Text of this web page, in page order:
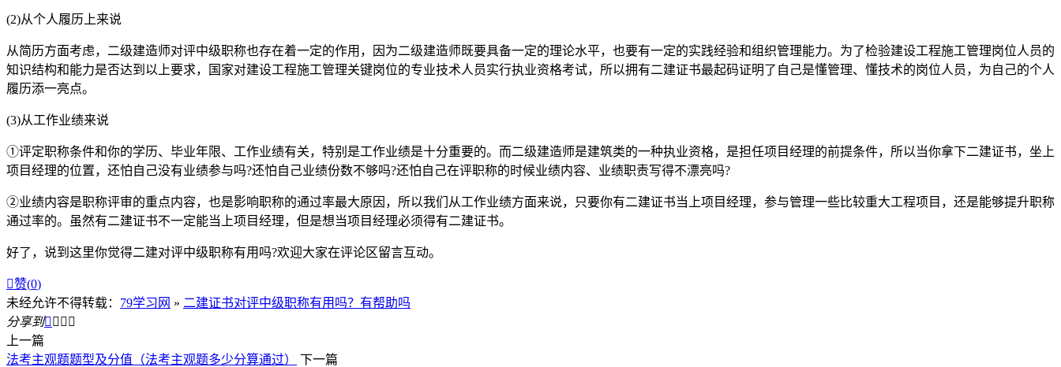
(2)从个人履历上来说
从简历方面考虑，二级建造师对评中级职称也存在着一定的作用，因为二级建造师既要具备一定的理论水平，也要有一定的实践经验和组织管理能力。为了检验建设工程施工管理岗位人员的
知识结构和能力是否达到以上要求，国家对建设工程施工管理关键岗位的专业技术人员实行执业资格考试，所以拥有二建证书最起码证明了自己是懂管理、懂技术的岗位人员，为自己的个人
履历添一亮点。
(3)从工作业绩来说
①评定职称条件和你的学历、毕业年限、工作业绩有关，特别是工作业绩是十分重要的。而二级建造师是建筑类的一种执业资格，是担任项目经理的前提条件，所以当你拿下二建证书，坐上
项目经理的位置，还怕自己没有业绩参与吗?还怕自己业绩份数不够吗?还怕自己在评职称的时候业绩内容、业绩职责写得不漂亮吗?
②业绩内容是职称评审的重点内容，也是影响职称的通过率最大原因，所以我们从工作业绩方面来说，只要你有二建证书当上项目经理，参与管理一些比较重大工程项目，还是能够提升职称
通过率的。虽然有二建证书不一定能当上项目经理，但是想当项目经理必须得有二建证书。
好了，说到这里你觉得二建对评中级职称有用吗?欢迎大家在评论区留言互动。
赞(0)
未经允许不得转载： 79学习网 » 二建证书对评中级职称有用吗？有帮助吗
分享到   
上一篇
法考主观题题型及分值（法考主观题多少分算通过）
下一篇